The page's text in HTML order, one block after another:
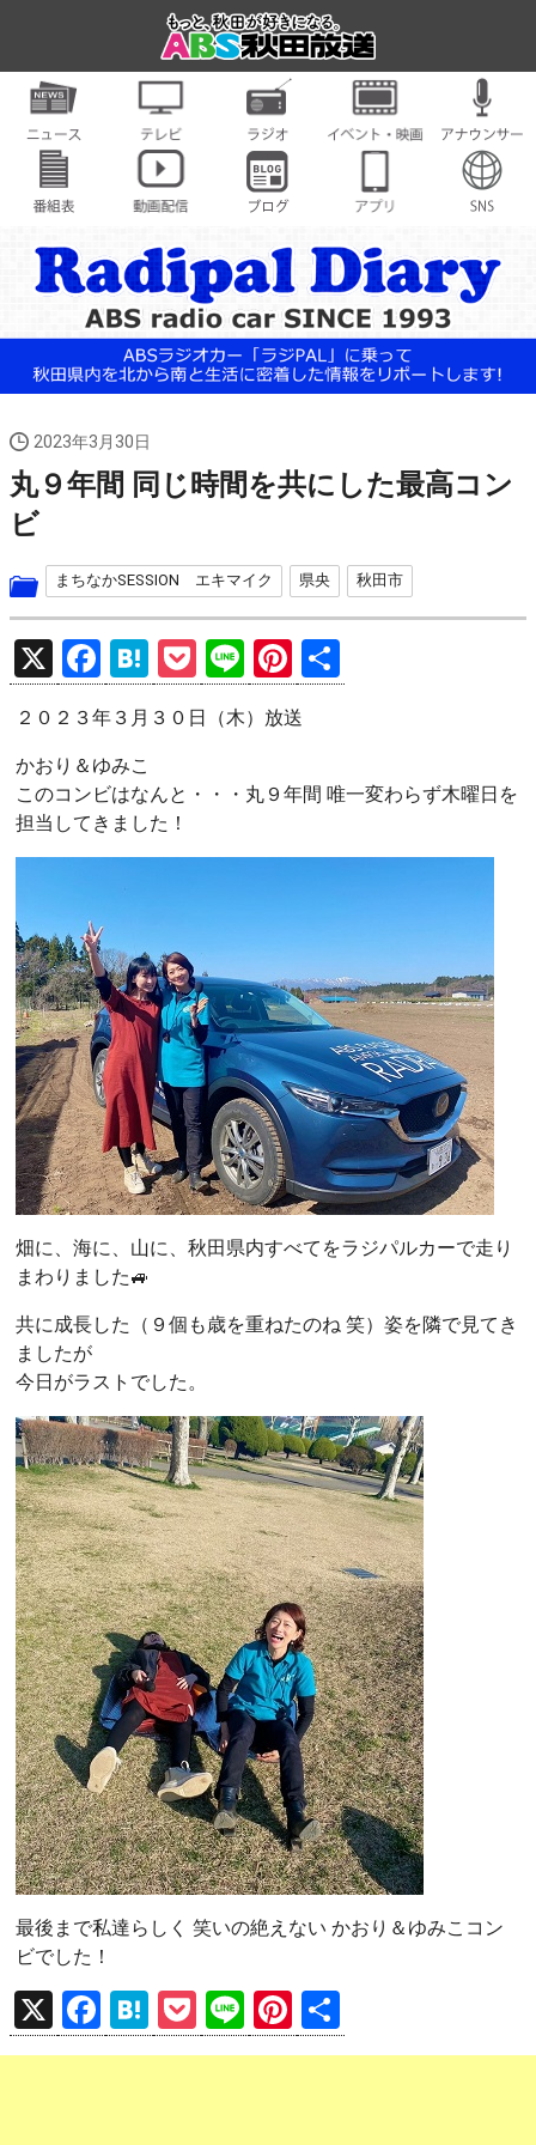
2023年3月30日
丸９年間 同じ時間を共にした最高コン
ビ
まちなかSESSION エキマイク 県央 秋田市
X
F
a
ce
b
o
o
H
at
e
a
P
o
ck
Li
n
e
Pi
nt
er
es
t
有
２０２３年３月３０日（木）放送
かおり＆ゆみこ
このコンビはなんと・・・丸９年間 唯一変わらず木曜日を
担当してきました！
畑に、海に、山に、秋田県内すべてをラジパルカーで走り
まわりました🚙
共に成長した（９個も歳を重ねたのね 笑）姿を隣で見てき
ましたが
今日がラストでした。
最後まで私達らしく 笑いの絶えない かおり＆ゆみこコン
ビでした！
X
F
a
H
at
P
o
Li
n
Pi
nt 有